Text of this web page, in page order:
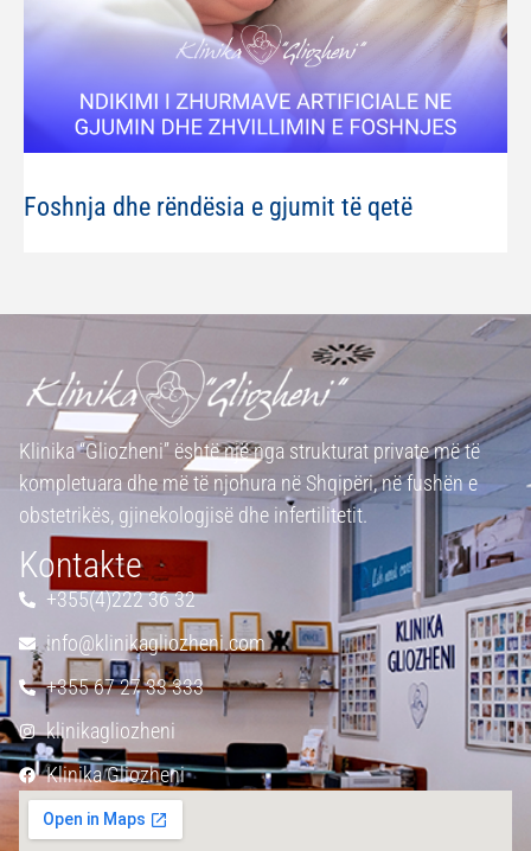
Foshnja dhe rëndësia e gjumit të qetë
Klinika “Gliozheni” është një nga strukturat private më të
kompletuara dhe më të njohura në Shqipëri, në fushën e
obstetrikës, gjinekologjisë dhe infertilitetit.
Kontakte
+355(4)222 36 32
info@klinikagliozheni.com
+355 67 27 33 333
klinikagliozheni
Klinika Gliozheni